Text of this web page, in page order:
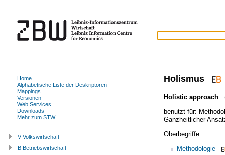
Holismus
Holistic approach
benutzt für:
Ganzheitlicher
Oberbegriffe
Methodologie
Home
Alphabetische Liste der Deskriptoren
Mappings
Versionen
Web Services
Downloads
Mehr zum STW
V Volkswirtschaft
B Betriebswirtschaft